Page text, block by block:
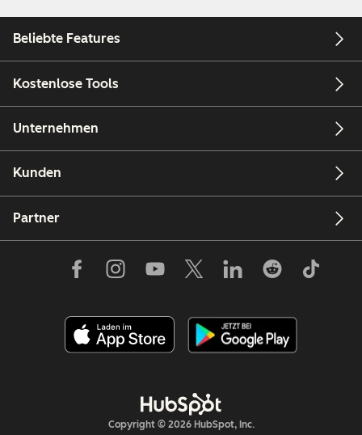
Beliebte Features
Kostenlose Tools
Unternehmen
Kunden
Partner
Copyright © 2026 HubSpot, Inc.